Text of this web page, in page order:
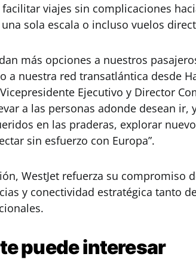
viajes sin complicaciones
sola escala o incluso vuelos
más opciones a nuestros
a nuestra red transatlántica desde
Ejecutivo y Director
a las personas adonde desean ir,
en las praderas, explorar
sin esfuerzo con Europa”.
WestJet refuerza su compromiso
y conectividad estratégica tanto
puedeinteresar